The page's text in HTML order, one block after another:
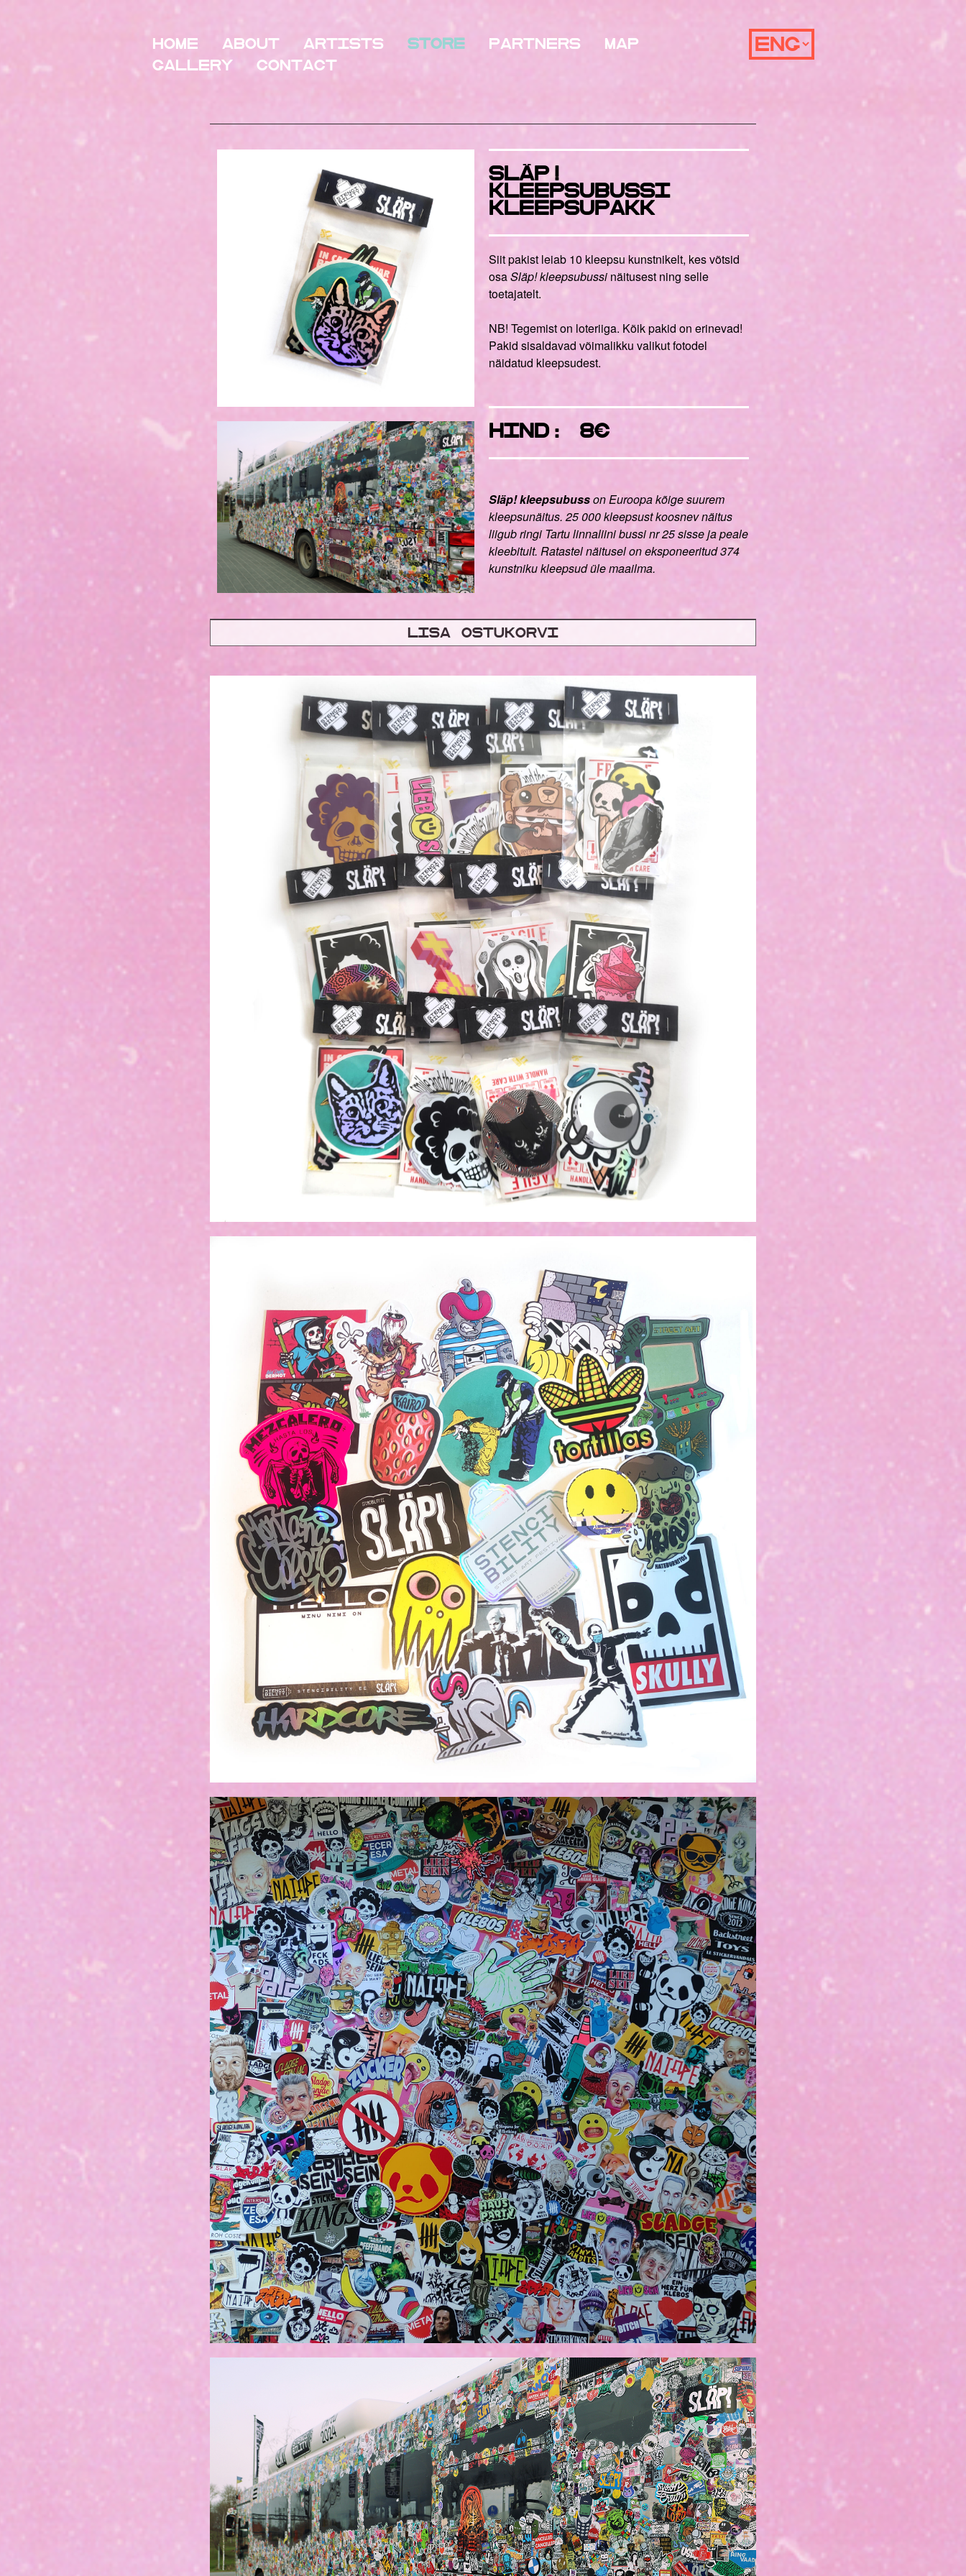
HOME About Artists Store Partners
Map
Gallery
Contact
SlÄP!
kleepsubussi
KleepsuPAKK
Siit pakist leiab 10 kleepsu kunstnikelt, kes võtsid
osaSläp! kleepsubussi näitusest ning selle
toetajatelt.
NB! Tegemist on loteriiga. Kõik pakid on erinevad!
Pakid sisaldavad võimalikku valikut fotodel
näidatud kleepsudest.
HIND: 8€
Släp! kleepsubusson Euroopa kõige suurem
kleepsunäitus. 25 000 kleepsust koosnev näitus
liigub ringi Tartu linnaliini bussi nr 25 sisse ja peale
kleebitult. Ratastel näitusel on eksponeeritud 374
kunstniku kleepsud üle maailma.
Lisa ostukorvi